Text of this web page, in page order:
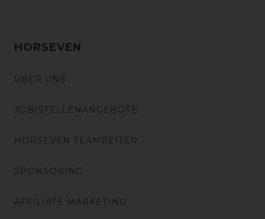
HORSEVEN
ÜBER UNS
JOB/STELLENANGEBOTE
HORSEVEN TEAMREITER
SPONSORING
AFFILIATE MARKETING